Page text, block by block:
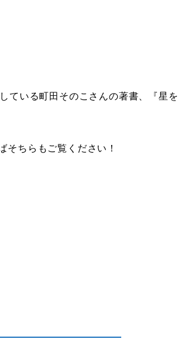
ている町田そのこさんの著書、『星を
そちらもご覧ください！